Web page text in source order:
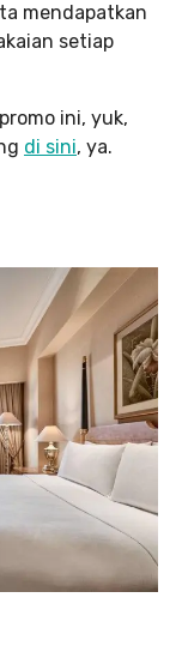
mendapatkan
setiap
ini, yuk,
di sini, ya.